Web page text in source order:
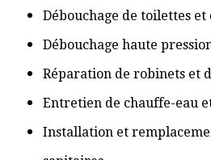
Débouchage de toilettes et
Débouchage haute
Réparation de robinets et
Entretien de chauffe-eau
Installation et